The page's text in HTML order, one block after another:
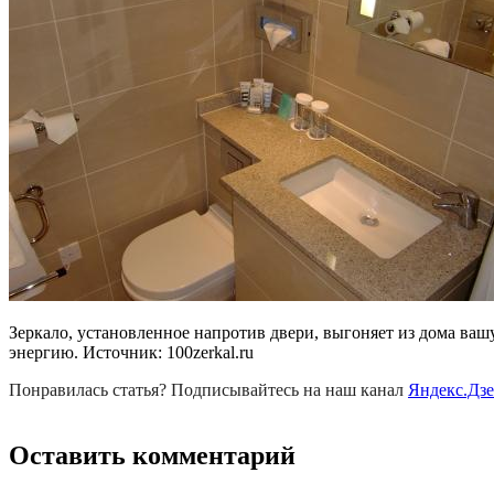
Зеркало, установленное напротив двери, выгоняет из дома
энергию. Источник: 100zerkal.ru
Понравилась статья? Подписывайтесь на наш канал
Оставить комментарий